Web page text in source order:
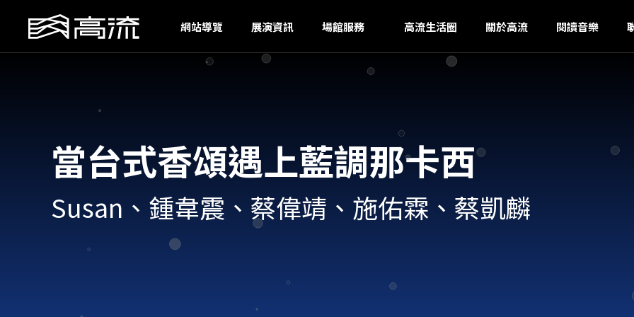
網站導覽 展演資訊 場館服務 高流生活圈 關於高流 閱讀音樂
當台式香頌遇上藍調那卡西
Susan、鍾韋震、蔡偉靖、施佑霖、蔡凱麟